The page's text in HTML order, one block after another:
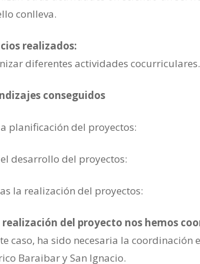
conlleva.
realizados:
diferentes actividades cocurriculares.
conseguidos
planificación del proyectos:
el desarrollo del proyectos:
la realización del proyectos:
realización del proyecto nos hemos
caso, ha sido necesaria la
Baraibar y San Ignacio.